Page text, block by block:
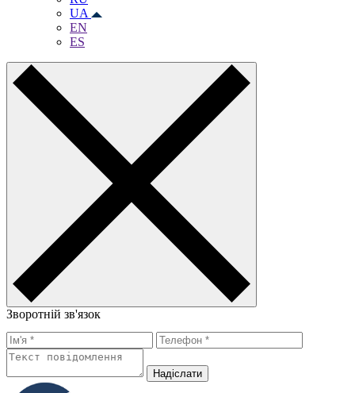
UA
EN
ES
Зворотній зв'язок
Надiслати